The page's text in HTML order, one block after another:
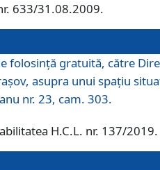
633/31.08.2009.
folosinţă gratuită, către
asupra unui spaţiu
nr. 23, cam. 303.
H.C.L. nr. 137/2019.